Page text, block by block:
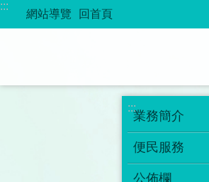
跳到主要內容區塊
:::
網站導覽 回首頁
:::
業務簡介
便民服務
公佈欄